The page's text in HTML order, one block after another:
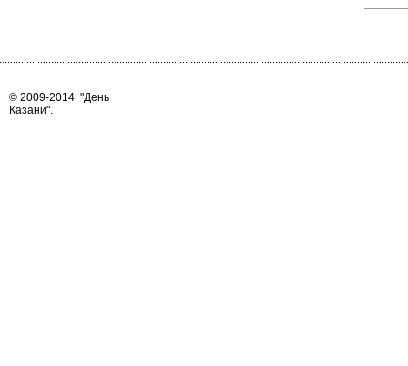
© 2009-2014 "День
Казани".